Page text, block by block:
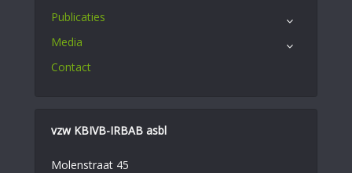
Publicaties
Media
Contact
vzw KBIVB-IRBAB asbl
Molenstraat 45